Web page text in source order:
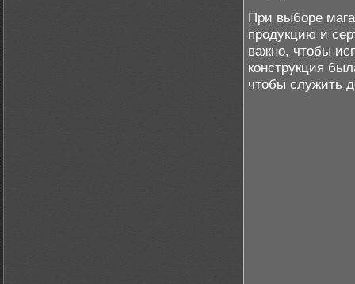
При выборе
продукцию и
важно, чтобы
конструкция
чтобы служить